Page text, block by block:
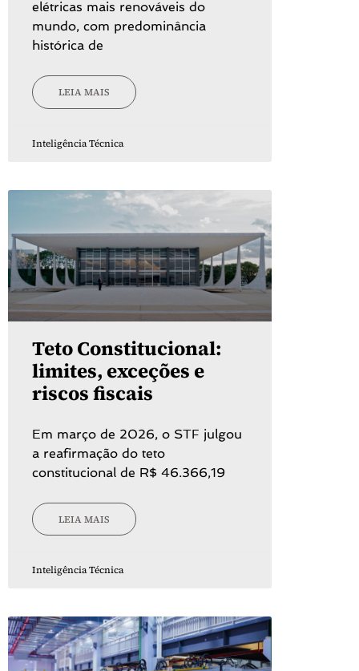
elétricas mais renováveis do
mundo, com predominância
histórica de
LEIA MAIS
Inteligência Técnica
Teto Constitucional:
limites, exceções e
riscos fiscais
Em março de 2026, o STF julgou
a reafirmação do teto
constitucional de R$ 46.366,19
LEIA MAIS
Inteligência Técnica